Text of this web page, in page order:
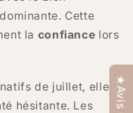
Cette
la confiance lors
de juillet, elle
hésitante. Les